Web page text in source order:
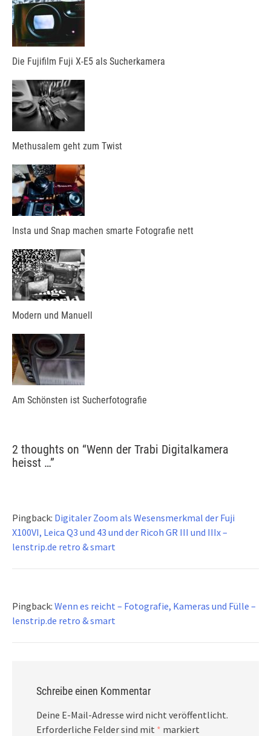
Die Fujifilm Fuji X-E5 als Sucherkamera
Methusalem geht zum Twist
Insta und Snap machen smarte Fotografie nett
Modern und Manuell
Am Schönsten ist Sucherfotografie
2 thoughts on “Wenn der Trabi Digitalkamera
heisst …”
Pingback: Digitaler Zoom als Wesensmerkmal der Fuji
X100VI, Leica Q3 und 43 und der Ricoh GR III und IIIx –
lenstrip.de retro & smart
Pingback: Wenn es reicht – Fotografie, Kameras und Fülle –
lenstrip.de retro & smart
Schreibe einen Kommentar
Deine E-Mail-Adresse wird nicht veröffentlicht.
Erforderliche Felder sind mit * markiert